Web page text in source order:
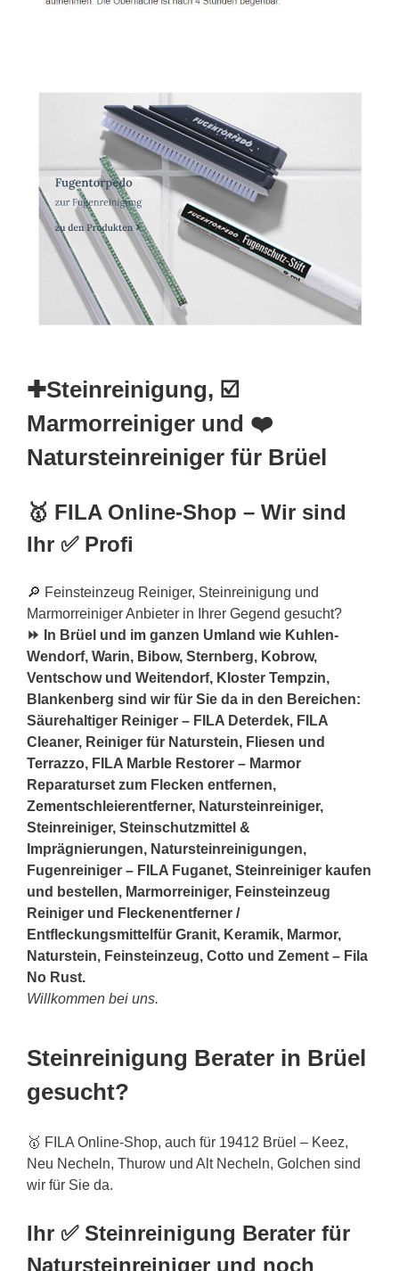
✚Steinreinigung, ☑️
Marmorreiniger und ❤️
Natursteinreiniger für Brüel
🥇 FILA Online-Shop – Wir sind
Ihr ✅ Profi
🔎 Feinsteinzeug Reiniger, Steinreinigung und
Marmorreiniger Anbieter in Ihrer Gegend gesucht?
⏩ In Brüel und im ganzen Umland wie Kuhlen-
Wendorf, Warin, Bibow, Sternberg, Kobrow,
Ventschow und Weitendorf, Kloster Tempzin,
Blankenberg sind wir für Sie da in den Bereichen:
Säurehaltiger Reiniger – FILA Deterdek, FILA
Cleaner, Reiniger für Naturstein, Fliesen und
Terrazzo, FILA Marble Restorer – Marmor
Reparaturset zum Flecken entfernen,
Zementschleierentferner, Natursteinreiniger,
Steinreiniger, Steinschutzmittel &
Imprägnierungen, Natursteinreinigungen,
Fugenreiniger – FILA Fuganet, Steinreiniger kaufen
und bestellen, Marmorreiniger, Feinsteinzeug
Reiniger und Fleckenentferner /
Entfleckungsmittelfür Granit, Keramik, Marmor,
Naturstein, Feinsteinzeug, Cotto und Zement – Fila
No Rust.
Willkommen bei uns.
Steinreinigung Berater in Brüel
gesucht?
🥇 FILA Online-Shop, auch für 19412 Brüel – Keez,
Neu Necheln, Thurow und Alt Necheln, Golchen sind
wir für Sie da.
Ihr ✅ Steinreinigung Berater für
Natursteinreiniger und noch